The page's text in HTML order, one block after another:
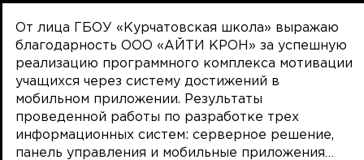
От лица ГБОУ «Курчатовская школа» выражаю
благодарность ООО «АЙТИ КРОН» за успешную
реализацию программного комплекса мотивации
учащихся через систему достижений в
мобильном приложении. Результаты
проведенной работы по разработке трех
информационных систем: серверное решение,
панель управления и мобильные приложения